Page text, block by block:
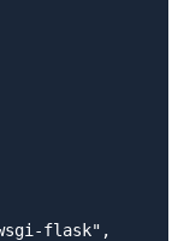
flask",